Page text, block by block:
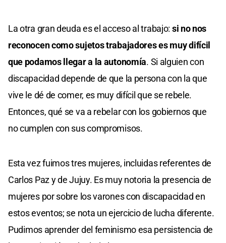
La otra gran deuda es el acceso al trabajo: si no nos
reconocen como sujetos trabajadores es muy difícil
que podamos llegar a la autonomía. Si alguien con
discapacidad depende de que la persona con la que
vive le dé de comer, es muy difícil que se rebele.
Entonces, qué se va a rebelar con los gobiernos que
no cumplen con sus compromisos.
Esta vez fuimos tres mujeres, incluidas referentes de
Carlos Paz y de Jujuy. Es muy notoria la presencia de
mujeres por sobre los varones con discapacidad en
estos eventos; se nota un ejercicio de lucha diferente.
Pudimos aprender del feminismo esa persistencia de